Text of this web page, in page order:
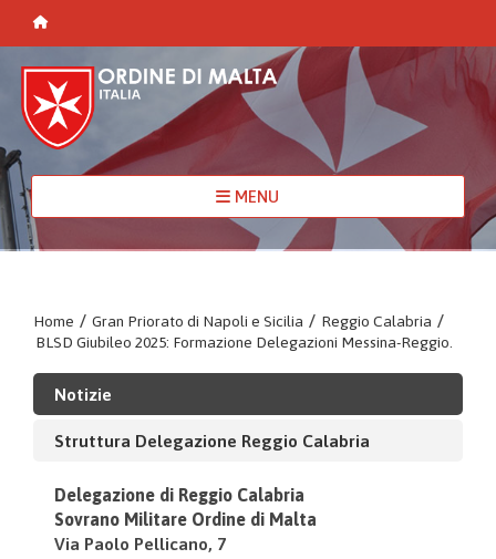
MENU
Home / Gran Priorato di Napoli e Sicilia / Reggio Calabria /
BLSD Giubileo 2025: Formazione Delegazioni Messina-Reggio.
Notizie
Struttura Delegazione Reggio Calabria
Delegazione di Reggio Calabria
Sovrano Militare Ordine di Malta
Via Paolo Pellicano, 7